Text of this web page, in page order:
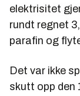
elektrisitet
rundt regnet
parafin og
Det var ikke
skutt opp den